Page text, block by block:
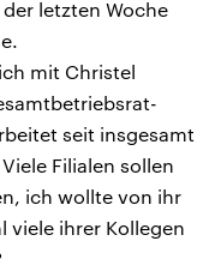
letzten Woche
mit Christel
seit insgesamt
Filialen sollen
ich wollte von ihr
viele ihrer Kollegen